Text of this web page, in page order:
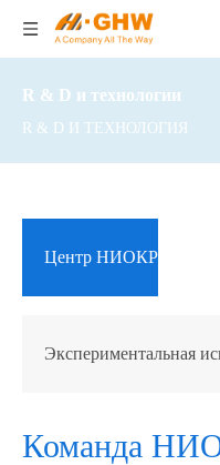
R & D и технологии
R & D И ТЕХНОЛОГИЯ
Центр НИОКР
Экспериментальная
Команда